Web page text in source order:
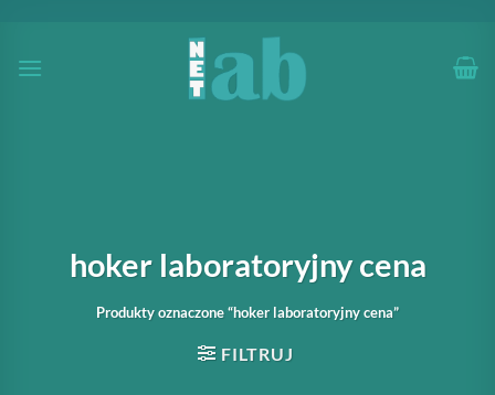
zawartości
hoker laboratoryjny cena
Produkty oznaczone “hoker laboratoryjny cena”
FILTRUJ